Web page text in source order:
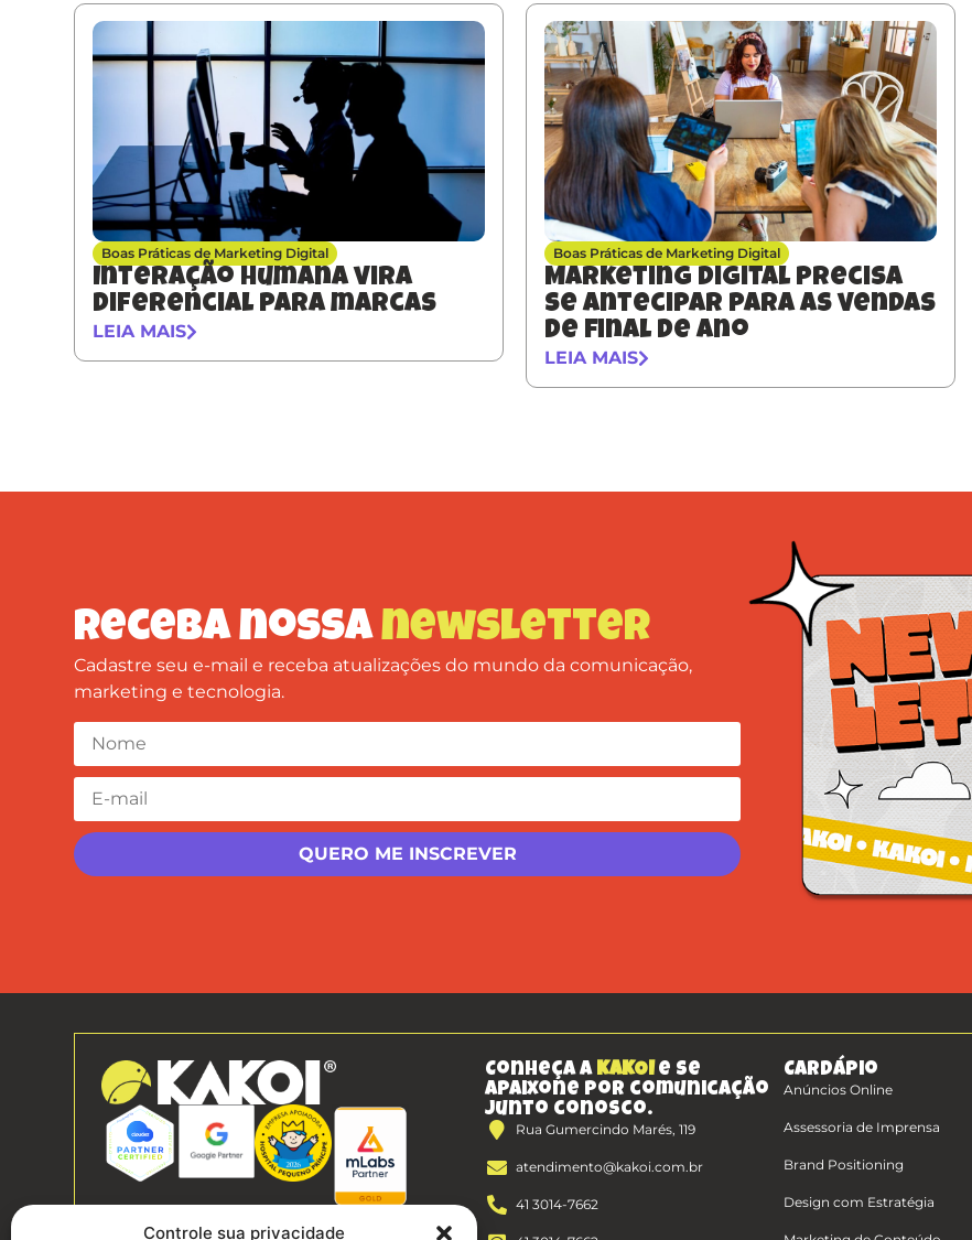
Controle sua privacidade
Boas Práticas de Marketing Digital
Interação humana vira
diferencial para marcas
LEIA MAIS
Boas Práticas de Marketing Digital
Marketing digital precisa
se antecipar para as vendas
de final de ano
LEIA MAIS
Receba nossanewsletter
Cadastre seu e-mail e receba atualizações do mundo da comunicação,
marketing e tecnologia.
Conheça a KAKOIe se
apaixone por comunicação
junto conosco.
Rua Gumercindo Marés, 119
atendimento@kakoi.com.br
41 3014-7662
Cardápio
Anúncios Online
Assessoria de Imprensa
Brand Positioning
Design com Estratégia